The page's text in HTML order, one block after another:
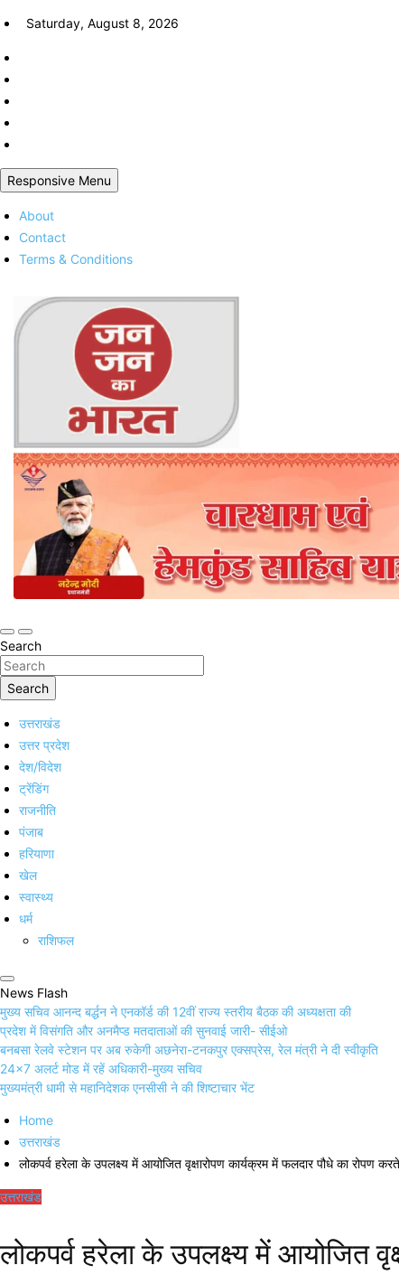
Skip
content
Saturday, August 8, 2026
Responsive Menu
About
Contact
Terms & Conditions
Jan Jan Ka Bharat
Online Trending Hindi News Website
Search
Search
उत्तराखंड
उत्तर प्रदेश
देश/विदेश
ट्रेंडिंग
राजनीति
पंजाब
हरियाणा
खेल
स्वास्थ्य
धर्म
राशिफल
News Flash
मुख्य सचिव आनन्द बर्द्धन ने एनकॉर्ड की 12वीं राज्य स्तरीय बैठक की अध्यक्षता की
प्रदेश में विसंगति और अनमैप्ड मतदाताओं की सुनवाई जारी- सीईओ
बनबसा रेलवे स्टेशन पर अब रुकेगी अछनेरा-टनकपुर एक्सप्रेस, रेल मंत्री ने दी स्वीकृति
24×7 अलर्ट मोड में रहें अधिकारी-मुख्य सचिव
मुख्यमंत्री धामी से महानिदेशक एनसीसी ने की शिष्टाचार भेंट
Home
उत्तराखंड
लोकपर्व हरेला के उपलक्ष्य में आयोजित वृक्षारोपण कार्यक्रम में फलदार पौधे का रोपण
उत्तराखंड
लोकपर्व हरेला के उपलक्ष्य में आयोजित